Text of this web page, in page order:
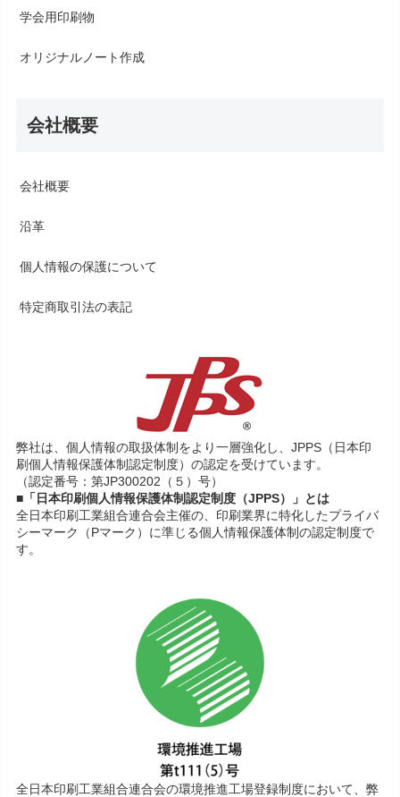
学会用印刷物
オリジナルノート作成
会社概要
会社概要
沿革
個人情報の保護について
特定商取引法の表記
弊社は、個人情報の取扱体制をより一層強化し、JPPS（日本印
刷個人情報保護体制認定制度）の認定を受けています。
（認定番号：第JP300202（５）号）
■「日本印刷個人情報保護体制認定制度（JPPS）」とは
全日本印刷工業組合連合会主催の、印刷業界に特化したプライバ
シーマーク（Pマーク）に準じる個人情報保護体制の認定制度で
す。
全日本印刷工業組合連合会の環境推進工場登録制度において、弊